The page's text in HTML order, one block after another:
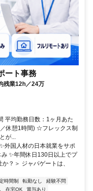
ート事務
残業12h／24万
平均勤務日数：1ヶ月あた
休憩1時間) ☆フレックス制
が...
外国人材の日本就業をサポ
✨年間休日130日以上でプ
？＞ ジャパゲートは、
時間制 転勤なし
経験不問
在宅OK
賞与あり